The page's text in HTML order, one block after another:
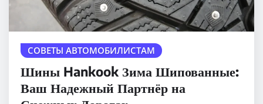
СОВЕТЫ АВТОМОБИЛИСТАМ
Шины Hankook Зима Шипованные:
Ваш Надежный Партнёр на